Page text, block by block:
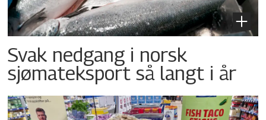
Svak nedgang i norsk
sjømateksport så langt i år